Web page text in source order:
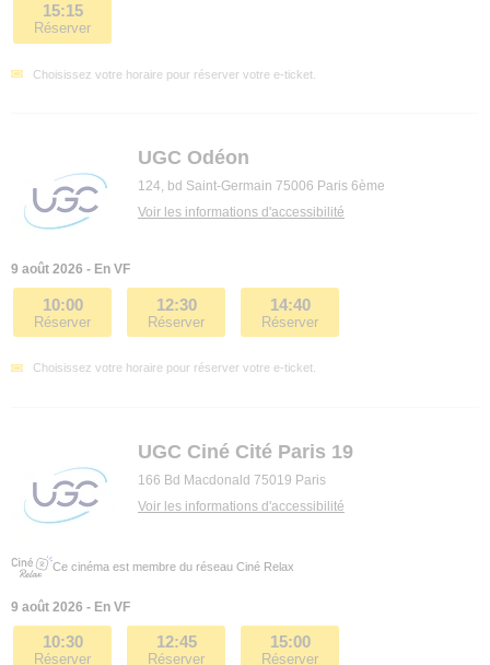
15:15
Réserver
Choisissez votre horaire pour réserver votre e-ticket.
UGC Odéon
124, bd Saint-Germain 75006 Paris 6ème
Voir les informations d'accessibilité
9 août 2026 - En VF
10:00
Réserver
12:30
Réserver
14:40
Réserver
Choisissez votre horaire pour réserver votre e-ticket.
UGC Ciné Cité Paris 19
166 Bd Macdonald 75019 Paris
Voir les informations d'accessibilité
Ce cinéma est membre du réseau Ciné Relax
9 août 2026 - En VF
10:30
Réserver
12:45
Réserver
15:00
Réserver